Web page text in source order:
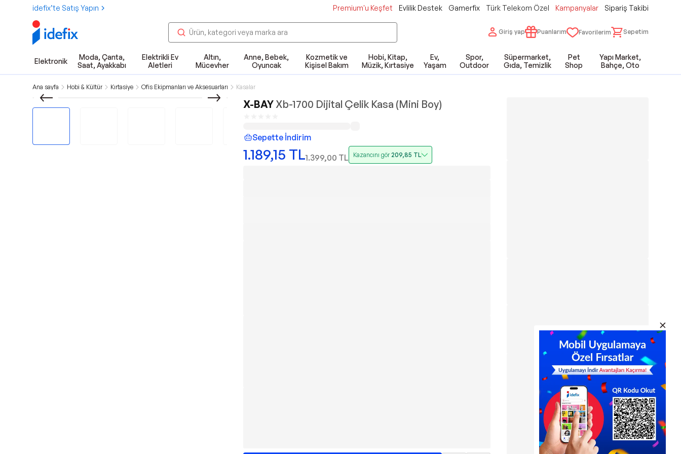
idefix’te Satış Yapın Premium'u Keşfet Evlilik Destek Gamerfix Türk Telekom Özel Kampanyalar Sipariş Takibi
Giriş yap Puanlarım Favorilerim Sepetim
Elektronik
Moda, Çanta,
Saat, Ayakkabı
Elektrikli Ev
Aletleri
Altın,
Mücevher
Anne, Bebek,
Oyuncak
Kozmetik ve
Kişisel Bakım
Hobi, Kitap,
Müzik, Kırtasiye
Ev,
Yaşam
Spor,
Outdoor
Süpermarket,
Gıda, Temizlik
Pet
Shop
Yapı Market,
Bahçe, Oto
Ana sayfa Hobi & Kültür Kırtasiye Ofis Ekipmanları ve Aksesuarları Kasalar
X-BAYXb-1700 Dijital Çelik Kasa (Mini Boy)
Sepette İndirim
1.189,15 TL1.399,00 TL Kazancını gör209,85 TL